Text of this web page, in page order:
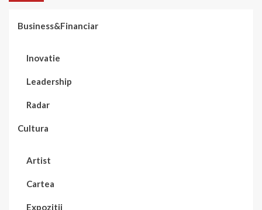
Business&Financiar
Inovatie
Leadership
Radar
Cultura
Artist
Cartea
Expozitii